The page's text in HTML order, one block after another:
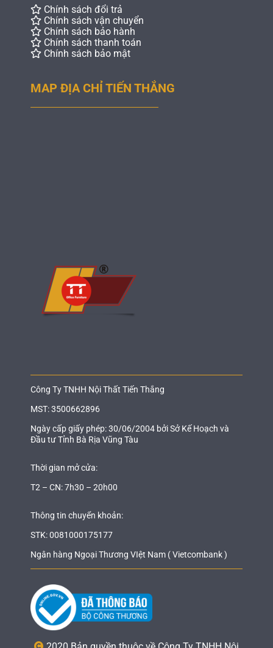
Chính sách đổi trả
Chính sách vận chuyển
Chính sách bảo hành
Chính sách thanh toán
Chính sách bảo mật
MAP ĐỊA CHỈ TIẾN THẮNG
Công Ty TNHH Nội Thất Tiến Thắng
MST: 3500662896
Ngày cấp giấy phép: 30/06/2004 bởi Sở Kế Hoạch và
Đầu tư Tỉnh Bà Rịa Vũng Tàu
Thời gian mở cửa:
T2 – CN: 7h30 – 20h00
Thông tin chuyển khoản:
STK: 0081000175177
Ngân hàng Ngoại Thương VIệt Nam ( Vietcombank )